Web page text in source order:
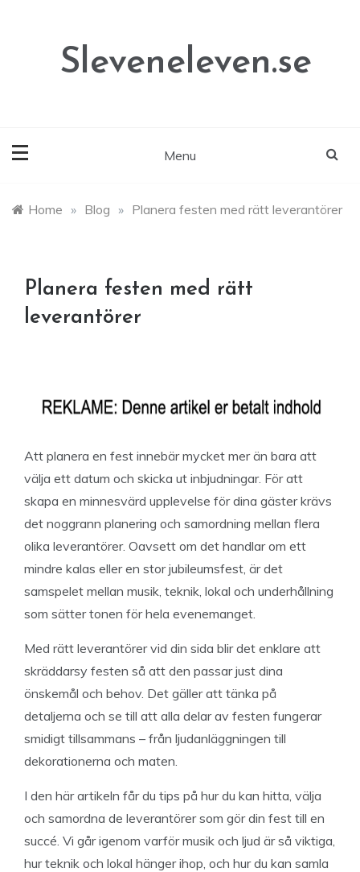
Sleveneleven.se
Menu
Home » Blog » Planera festen med rätt leverantörer
Planera festen med rätt
leverantörer
Att planera en fest innebär mycket mer än bara att
välja ett datum och skicka ut inbjudningar. För att
skapa en minnesvärd upplevelse för dina gäster krävs
det noggrann planering och samordning mellan flera
olika leverantörer. Oavsett om det handlar om ett
mindre kalas eller en stor jubileumsfest, är det
samspelet mellan musik, teknik, lokal och underhållning
som sätter tonen för hela evenemanget.
Med rätt leverantörer vid din sida blir det enklare att
skräddarsy festen så att den passar just dina
önskemål och behov. Det gäller att tänka på
detaljerna och se till att alla delar av festen fungerar
smidigt tillsammans – från ljudanläggningen till
dekorationerna och maten.
I den här artikeln får du tips på hur du kan hitta, välja
och samordna de leverantörer som gör din fest till en
succé. Vi går igenom varför musik och ljud är så viktiga,
hur teknik och lokal hänger ihop, och hur du kan samla